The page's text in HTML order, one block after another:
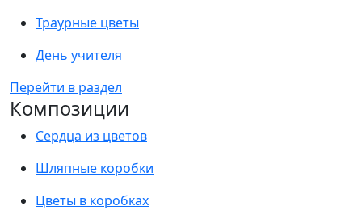
Траурные цветы
День учителя
Перейти в раздел
Композиции
Сердца из цветов
Шляпные коробки
Цветы в коробках